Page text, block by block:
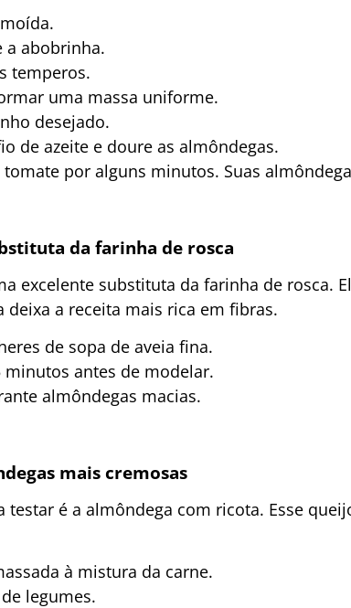
a abobrinha.
temperos.
uma massa uniforme.
desejado.
de azeite e doure as almôndegas.
por alguns minutos. Suas
da farinha de rosca
excelente substituta da farinha de rosca.
a receita mais rica em fibras.
de sopa de aveia fina.
antes de modelar.
almôndegas macias.
mais cremosas
testar é a almôndega com ricota. Esse
à mistura da carne.
legumes.